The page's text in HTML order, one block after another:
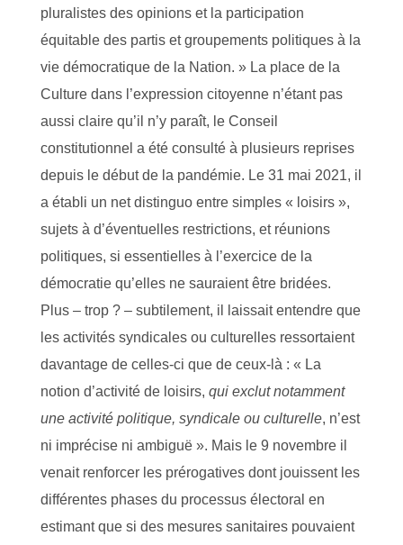
pluralistes des opinions et la participation
équitable des partis et groupements politiques à la
vie démocratique de la Nation. » La place de la
Culture dans l’expression citoyenne n’étant pas
aussi claire qu’il n’y paraît, le Conseil
constitutionnel a été consulté à plusieurs reprises
depuis le début de la pandémie. Le 31 mai 2021, il
a établi un net distinguo entre simples « loisirs »,
sujets à d’éventuelles restrictions, et réunions
politiques, si essentielles à l’exercice de la
démocratie qu’elles ne sauraient être bridées.
Plus – trop ? – subtilement, il laissait entendre que
les activités syndicales ou culturelles ressortaient
davantage de celles-ci que de ceux-là : « La
notion d’activité de loisirs, qui exclut notamment
une activité politique, syndicale ou culturelle, n’est
ni imprécise ni ambiguë ». Mais le 9 novembre il
venait renforcer les prérogatives dont jouissent les
différentes phases du processus électoral en
estimant que si des mesures sanitaires pouvaient